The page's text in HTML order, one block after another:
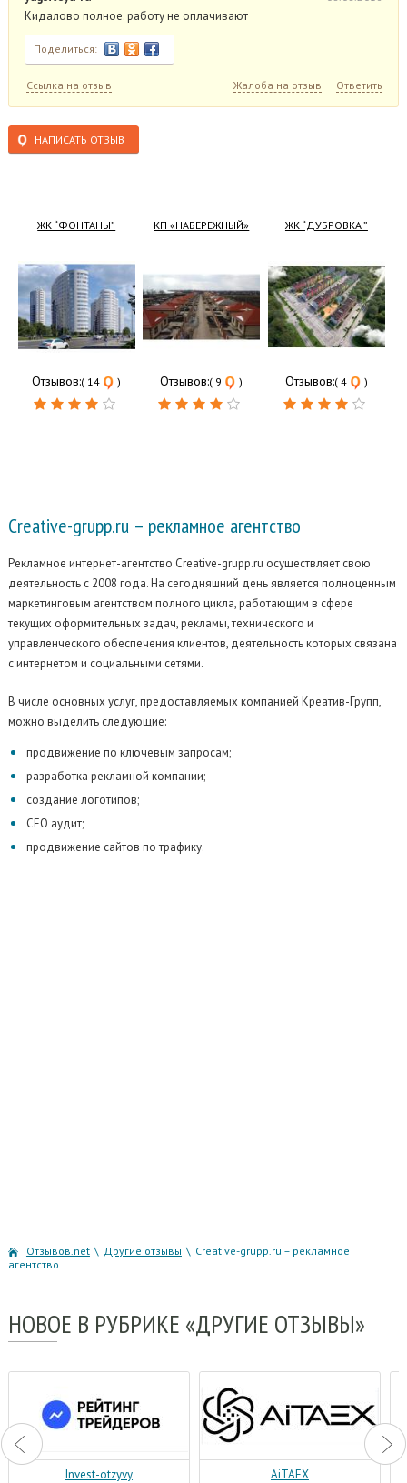
Кидалово полное. работу не оплачивают
Поделиться:
Ссылка на отзыв Жалоба на отзыв Ответить
НАПИСАТЬ ОТЗЫВ
ЖК “ФОНТАНЫ”
Отзывов:( 14 )
КП «НАБЕРЕЖНЫЙ»
Отзывов:( 9 )
ЖК “ДУБРОВКА ”
Отзывов:( 4 )
Creative-grupp.ru – рекламное агентство
Рекламное интернет-агентство Creative-grupp.ru осуществляет свою
деятельность с 2008 года. На сегодняшний день является полноценным
маркетинговым агентством полного цикла, работающим в сфере
текущих оформительных задач, рекламы, технического и
управленческого обеспечения клиентов, деятельность которых связана
с интернетом и социальными сетями.
В числе основных услуг, предоставляемых компанией Креатив-Групп,
можно выделить следующие:
продвижение по ключевым запросам;
разработка рекламной компании;
создание логотипов;
СЕО аудит;
продвижение сайтов по трафику.
Отзывов.net \ Другие отзывы \ Creative-grupp.ru – рекламное
агентство
НОВОЕ В РУБРИКЕ «ДРУГИЕ ОТЗЫВЫ»
Invest-otzyvy AiTAEX